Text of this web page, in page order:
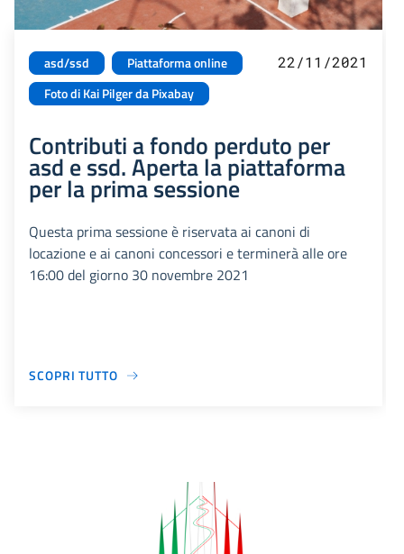
asd/ssd
Piattaforma online
Foto di Kai Pilger da Pixabay
22/11/2021
Contributi a fondo perduto per
asd e ssd. Aperta la piattaforma
per la prima sessione
Questa prima sessione è riservata ai canoni di
locazione e ai canoni concessori e terminerà alle ore
16:00 del giorno 30 novembre 2021
SCOPRI TUTTO